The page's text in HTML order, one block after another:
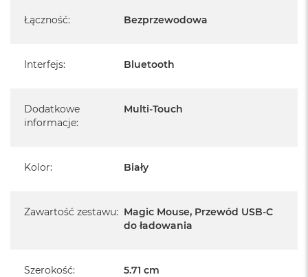
Łączność: Bezprzewodowa
Interfejs: Bluetooth
Dodatkowe
informacje:
Multi-Touch
Kolor: Biały
Zawartość zestawu: Magic Mouse, Przewód USB‑C
do ładowania
Szerokość: 5.71 cm